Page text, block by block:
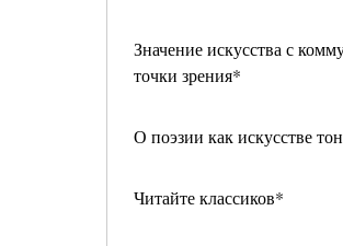
Значение искусства с
точки зрения*
О поэзии как искусстве
Читайте классиков*